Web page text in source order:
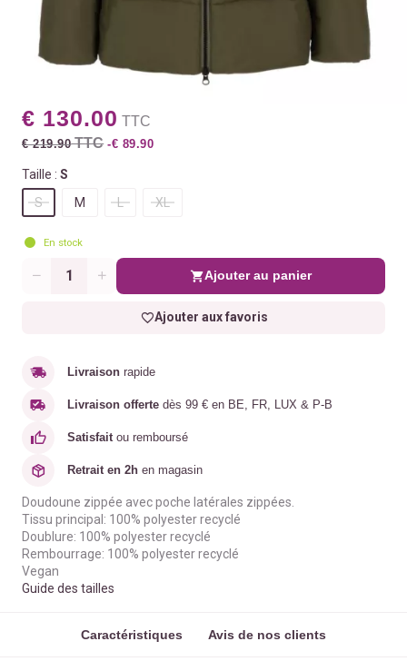
€ 130.00 TTC
€ 219.90TTC -€ 89.90
Taille : S
S
M L XL
En stock
Quantité Ajouter au panier
Ajouter aux favoris
Livraison rapide
Livraison offerte dès 99 € en BE, FR, LUX & P-B
Satisfait ou remboursé
Retrait en 2h en magasin
Doudoune zippée avec poche latérales zippées.
Tissu principal: 100% polyester recyclé
Doublure: 100% polyester recyclé
Rembourrage: 100% polyester recyclé
Vegan
Guide des tailles
Caractéristiques Avis de nos clients